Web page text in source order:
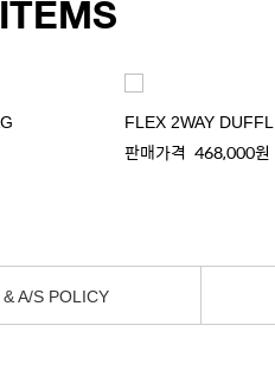
FLEX 2WAY
판매가격 468,000원
A/S POLICY